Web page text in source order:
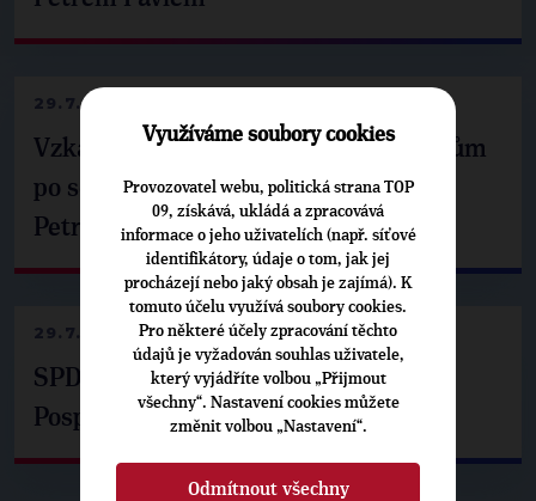
29.7.2026
Vzkaz Matěje Ondřeje Havla příznivcům
po setkání s prezidentem republiky
Petrem Pavlem
29.7.2026
SPD už není ve zprávě o extremismu.
Pospíšil: Je tu pachuť
Využíváme soubory cookies
Provozovatel webu, politická strana TOP
09, získává, ukládá a zpracovává
informace o jeho uživatelích (např. síťové
identifikátory, údaje o tom, jak jej
procházejí nebo jaký obsah je zajímá). K
tomuto účelu využívá soubory cookies.
Pro některé účely zpracování těchto
údajů je vyžadován souhlas uživatele,
který vyjádříte volbou „Přijmout
všechny“. Nastavení cookies můžete
změnit volbou „Nastavení“.
Odmítnout všechny